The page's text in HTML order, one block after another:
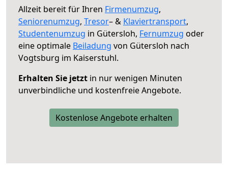
Allzeit bereit für Ihren Firmenumzug,
Seniorenumzug, Tresor– & Klaviertransport,
Studentenumzug in Gütersloh, Fernumzug oder
eine optimale Beiladung von Gütersloh nach
Vogtsburg im Kaiserstuhl.
Erhalten Sie jetzt in nur wenigen Minuten
unverbindliche und kostenfreie Angebote.
Kostenlose Angebote erhalten